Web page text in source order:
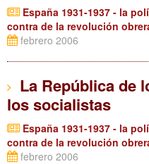
España 1931-1937 - la
contra de la revolución
febrero 2006
La República de
los socialistas
España 1931-1937 - la
contra de la revolución
febrero 2006